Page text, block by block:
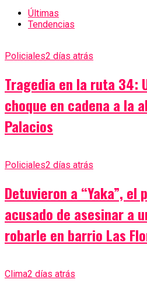
Últimas
Tendencias
Policiales2 días atrás
Tragedia en la ruta 34:
choque en cadena a la
Palacios
Policiales2 días atrás
Detuvieron a “Yaka”,
acusado de asesinar a
robarle en barrio Las
Clima2 días atrás